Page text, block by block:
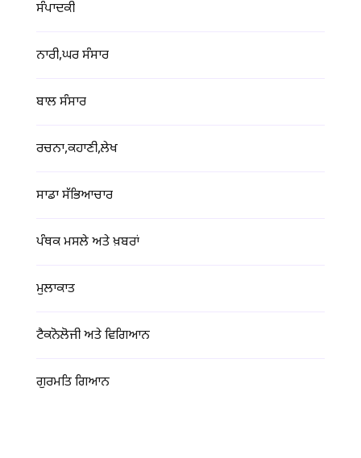
ਸੰਪਾਦਕੀ
ਨਾਰੀ,ਘਰ ਸੰਸਾਰ
ਬਾਲ ਸੰਸਾਰ
ਰਚਨਾ,ਕਹਾਣੀ,ਲੇਖ
ਸਾਡਾ ਸੱਭਿਆਚਾਰ
ਪੰਥਕ ਮਸਲੇ ਅਤੇ ਖ਼ਬਰਾਂ
ਮੁਲਾਕਾਤ
ਟੈਕਨੋਲੋਜੀ ਅਤੇ ਵਿਗਿਆਨ
ਗੁਰਮਤਿ ਗਿਆਨ